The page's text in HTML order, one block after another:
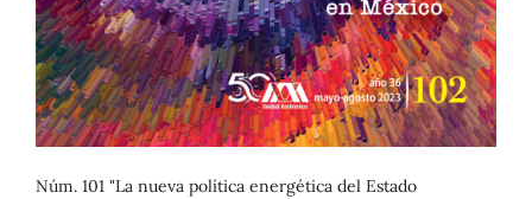
Núm. 101 "La nueva política energética del Estado